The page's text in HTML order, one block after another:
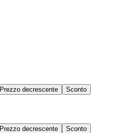
Prezzo decrescente Sconto
Prezzo decrescente Sconto